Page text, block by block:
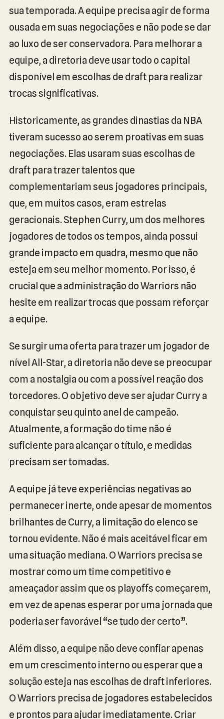
sua temporada. A equipe precisa agir de forma
ousada em suas negociações e não pode se dar
ao luxo de ser conservadora. Para melhorar a
equipe, a diretoria deve usar todo o capital
disponível em escolhas de draft para realizar
trocas significativas.
Historicamente, as grandes dinastias da NBA
tiveram sucesso ao serem proativas em suas
negociações. Elas usaram suas escolhas de
draft para trazer talentos que
complementariam seus jogadores principais,
que, em muitos casos, eram estrelas
geracionais. Stephen Curry, um dos melhores
jogadores de todos os tempos, ainda possui
grande impacto em quadra, mesmo que não
esteja em seu melhor momento. Por isso, é
crucial que a administração do Warriors não
hesite em realizar trocas que possam reforçar
a equipe.
Se surgir uma oferta para trazer um jogador de
nível All-Star, a diretoria não deve se preocupar
com a nostalgia ou com a possível reação dos
torcedores. O objetivo deve ser ajudar Curry a
conquistar seu quinto anel de campeão.
Atualmente, a formação do time não é
suficiente para alcançar o título, e medidas
precisam ser tomadas.
A equipe já teve experiências negativas ao
permanecer inerte, onde apesar de momentos
brilhantes de Curry, a limitação do elenco se
tornou evidente. Não é mais aceitável ficar em
uma situação mediana. O Warriors precisa se
mostrar como um time competitivo e
ameaçador assim que os playoffs começarem,
em vez de apenas esperar por uma jornada que
poderia ser favorável “se tudo der certo”.
Além disso, a equipe não deve confiar apenas
em um crescimento interno ou esperar que a
solução esteja nas escolhas de draft inferiores.
O Warriors precisa de jogadores estabelecidos
e prontos para ajudar imediatamente. Criar